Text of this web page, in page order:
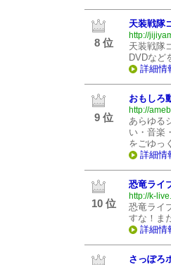
8 位
天装戦隊
http://
天装戦隊
DVDなど
詳細情
9 位
おもしろ
http://
あらゆる
い・音楽
をごゆっ
詳細情
10 位
恐竜ライ
http://k-
恐竜ライ
すな！ま
詳細情
さっぽろ